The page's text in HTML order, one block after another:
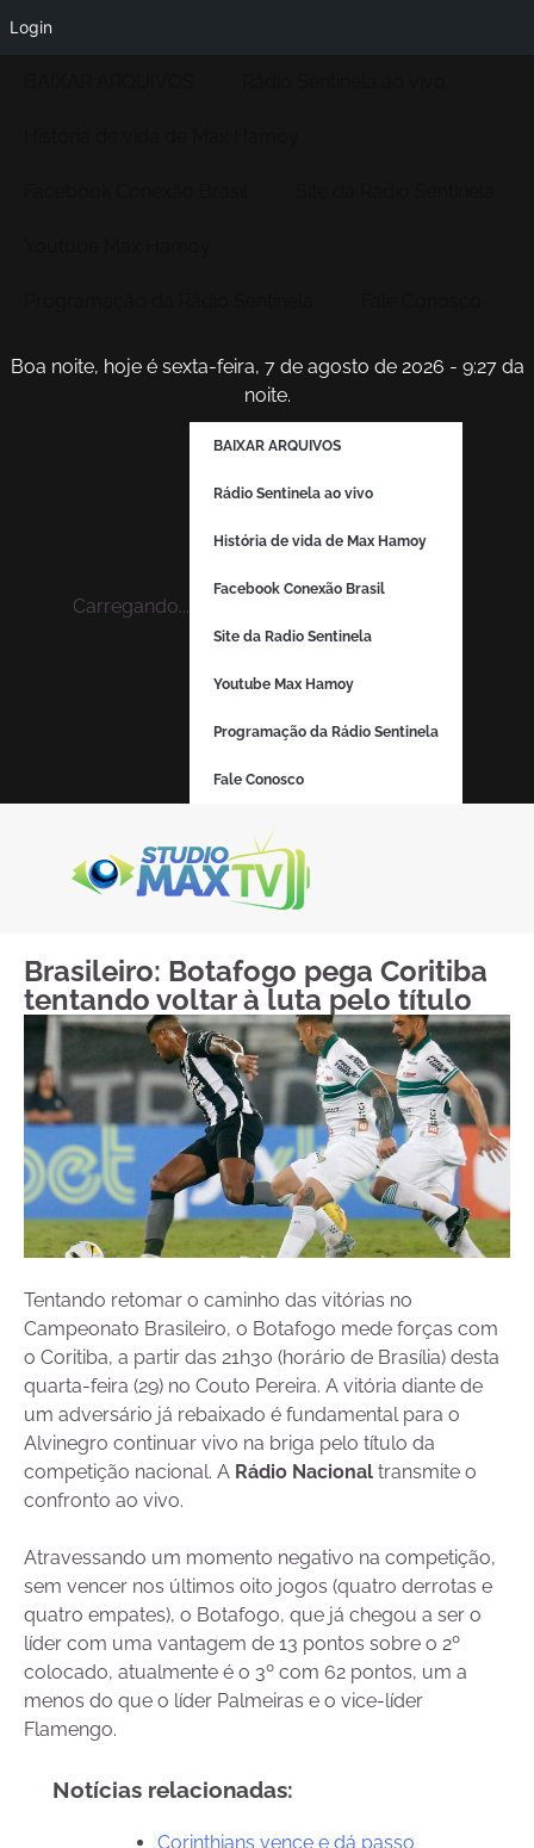
Boa noite, hoje é sexta-feira, 7 de agosto de 2026 - 9:27 da
noite.
Carregando...
BAIXAR ARQUIVOS
Rádio Sentinela ao vivo
História de vida de Max Hamoy
Facebook Conexão Brasil
Site da Radio Sentinela
Youtube Max Hamoy
Programação da Rádio Sentinela
Fale Conosco
Brasileiro: Botafogo pega Coritiba
tentando voltar à luta pelo título
Tentando retomar o caminho das vitórias no
Campeonato Brasileiro, o Botafogo mede forças com
o Coritiba, a partir das 21h30 (horário de Brasília) desta
quarta-feira (29) no Couto Pereira. A vitória diante de
um adversário já rebaixado é fundamental para o
Alvinegro continuar vivo na briga pelo título da
competição nacional. A Rádio Nacional transmite o
confronto ao vivo.
Atravessando um momento negativo na competição,
sem vencer nos últimos oito jogos (quatro derrotas e
quatro empates), o Botafogo, que já chegou a ser o
líder com uma vantagem de 13 pontos sobre o 2º
colocado, atualmente é o 3º com 62 pontos, um a
menos do que o líder Palmeiras e o vice-líder
Flamengo.
Notícias relacionadas:
Corinthians vence e dá passo
Login